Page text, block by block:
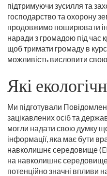
підтримуючи зусилля та
господарство та охорону
продовжимо поширювати
наради з громадою під час
щоб тримати громаду в
можливість висловити
Які
Ми підготували
зацікавлених осіб та
могли надати свою думку
інформації, яка має бути
навколишнє середовище
на навколишнє середовище
потенційно значні впливи